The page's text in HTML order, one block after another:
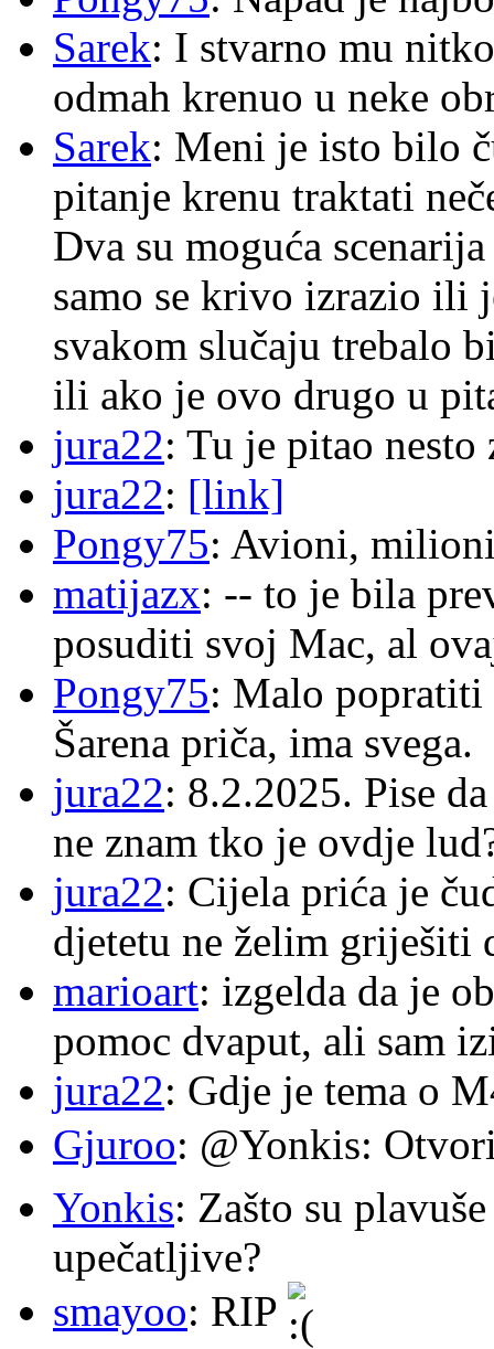
Sarek: I stvarno mu
odmah krenuo u neke
Sarek: Meni je isto bilo
pitanje krenu traktati
Dva su moguća
samo se krivo izrazio ili
svakom slučaju trebalo
ili ako je ovo drugo u
jura22: Tu je pitao
jura22: [link]
Pongy75: Avioni,
matijazx: -- to je bila
posuditi svoj Mac, al
Pongy75: Malo popratiti
Šarena priča, ima svega.
jura22: 8.2.2025. Pise
ne znam tko je ovdje
jura22: Cijela prića je
djetetu ne želim griješiti
marioart: izgelda da je
pomoc dvaput, ali sam
jura22: Gdje je tema o
Gjuroo: @Yonkis:
Yonkis: Zašto su
upečatljive?
smayoo: RIP